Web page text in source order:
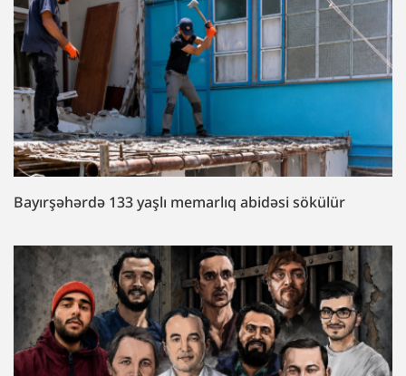
Bayırşəhərdə 133 yaşlı memarlıq abidəsi sökülür